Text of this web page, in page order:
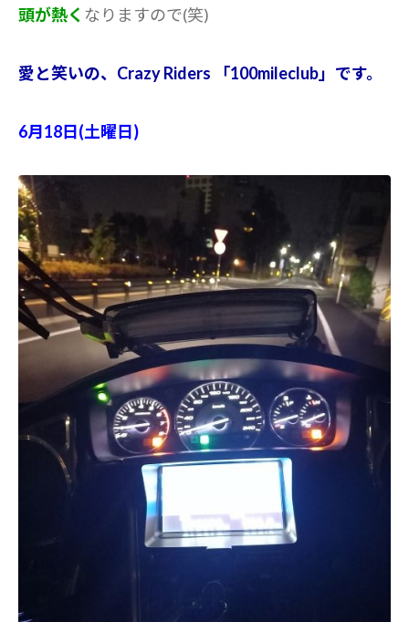
頭が熱く なりますので(笑)
愛と笑いの、Crazy Riders 「100mileclub」です。
6月18日(土曜日)